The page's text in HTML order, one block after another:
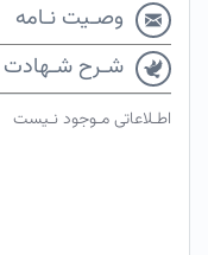
وصـیت نـامه
شـرح شـهادت
اطـلاعاتی مـوجود نـیست